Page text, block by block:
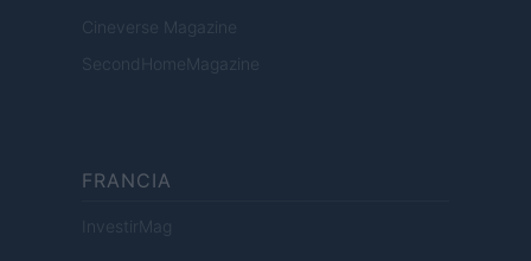
Cineverse Magazine
SecondHomeMagazine
FRANCIA
InvestirMag